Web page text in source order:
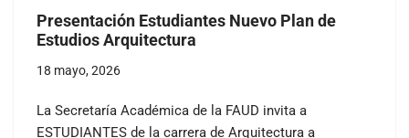
Presentación Estudiantes Nuevo Plan de
Estudios Arquitectura
18 mayo, 2026
La Secretaría Académica de la FAUD invita a
ESTUDIANTES de la carrera de Arquitectura a